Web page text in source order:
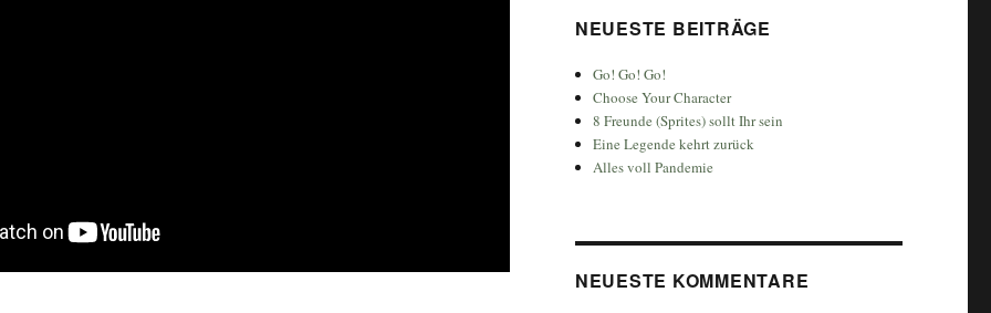
NEUESTE BEITRÄGE
Go! Go! Go!
Choose Your Character
8 Freunde (Sprites) sollt Ihr sein
Eine Legende kehrt zurück
Alles voll Pandemie
NEUESTE KOMMENTARE